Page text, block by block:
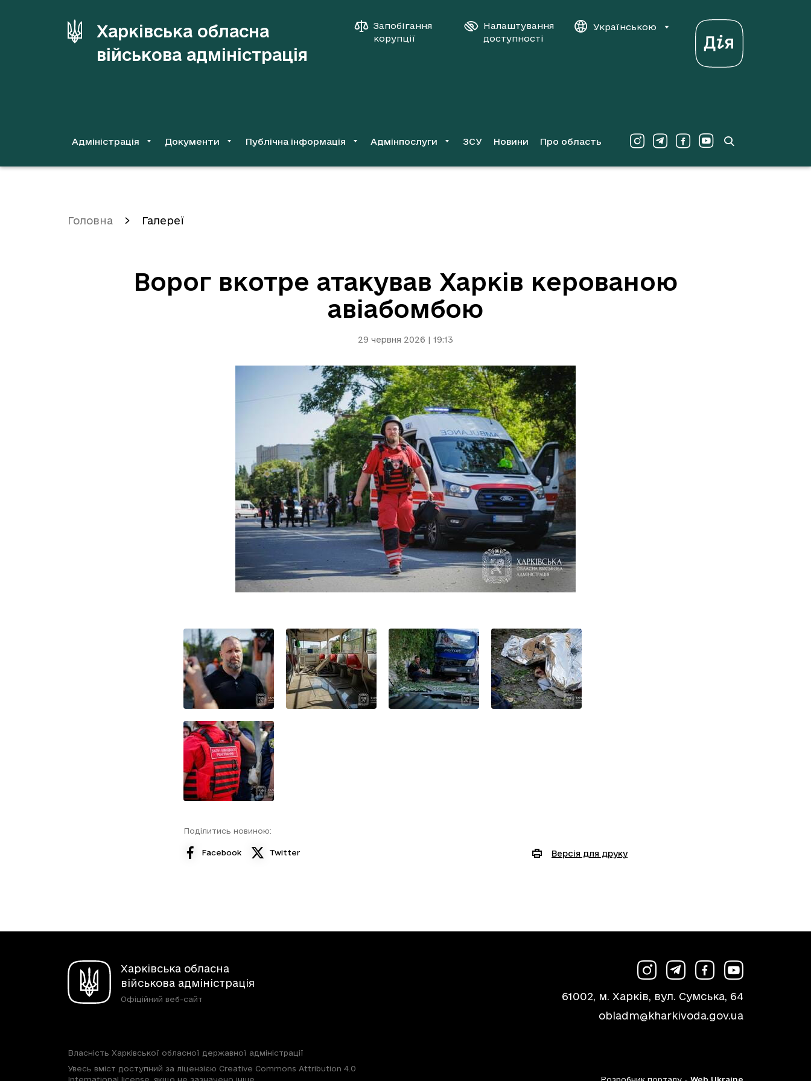
Харківська обласна
військова адміністрація
Запобігання
корупції
Налаштування
доступності
Українською
Адміністрація Документи Публічна інформація Адмінпослуги ЗСУ Новини Про область
Головна Галереї
Ворог вкотре атакував Харків керованою
авіабомбою
29 червня 2026 | 19:13
Поділитись новиною:
Facebook Twitter Версія для друку
Харківська обласна
військова адміністрація
Офіційний веб-сайт
61002, м. Харків, вул. Сумська, 64
obladm@kharkivoda.gov.ua
Власність Харківської обласної державної адміністрації
Увесь вміст доступний за ліцензією Creative Commons Attribution 4.0
International license, якщо не зазначено інше.
Розробник порталу - Web Ukraine